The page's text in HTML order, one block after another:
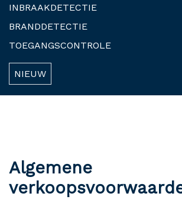
INBRAAKDETECTIE
BRANDDETECTIE
TOEGANGSCONTROLE
NIEUW
Algemene